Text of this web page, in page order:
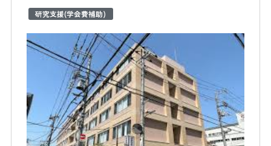
研究支援(学会費補助)